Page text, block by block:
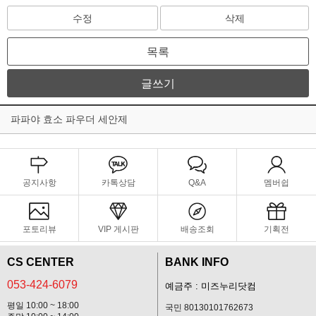
수정 삭제
목록
글쓰기
파파야 효소 파우더 세안제
공지사항 카톡상담 Q&A 멤버쉽
포토리뷰 VIP 게시판 배송조회 기획전
CS CENTER
053-424-6079
평일 10:00 ~ 18:00
BANK INFO
예금주 : 미즈누리닷컴
국민 80130101762673